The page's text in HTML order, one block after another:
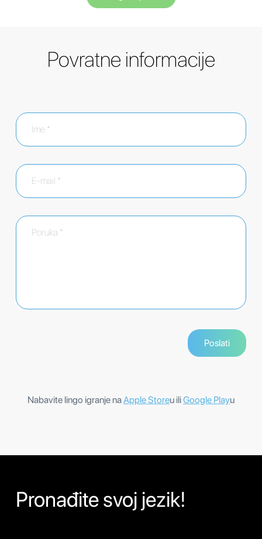
Povratne informacije
Nabavite lingo igranje naApple Storeu iliGoogle Playu
Pronađite svoj jezik!